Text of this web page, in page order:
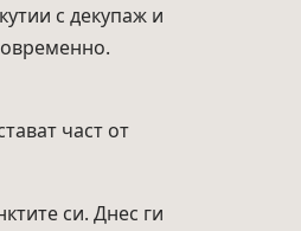
с декупаж и
част от
си. Днес ги